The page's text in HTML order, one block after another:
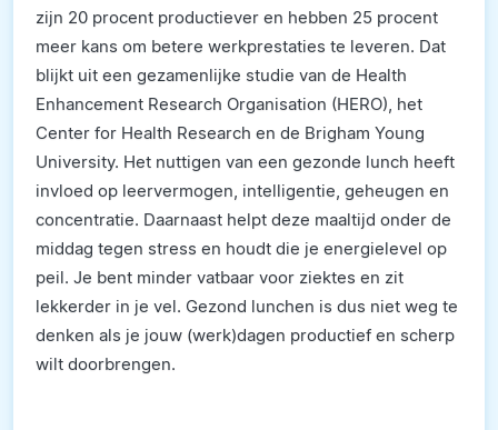
zijn 20 procent productiever en hebben 25 procent
meer kans om betere werkprestaties te leveren. Dat
blijkt uit een gezamenlijke studie van de Health
Enhancement Research Organisation (HERO), het
Center for Health Research en de Brigham Young
University. Het nuttigen van een gezonde lunch heeft
invloed op leervermogen, intelligentie, geheugen en
concentratie. Daarnaast helpt deze maaltijd onder de
middag tegen stress en houdt die je energielevel op
peil. Je bent minder vatbaar voor ziektes en zit
lekkerder in je vel. Gezond lunchen is dus niet weg te
denken als je jouw (werk)dagen productief en scherp
wilt doorbrengen.